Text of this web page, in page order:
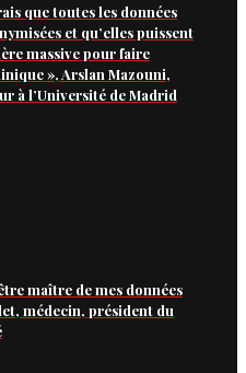
que toutes les données
et qu’elles puissent
massive pour faire
», Arslan Mazouni,
à l’Université de Madrid
maître de mes données
médecin, président du